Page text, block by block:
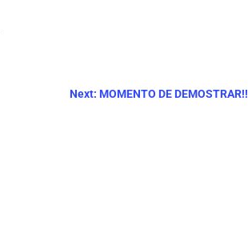
Next: MOMENTO DE DEMOSTRAR!!